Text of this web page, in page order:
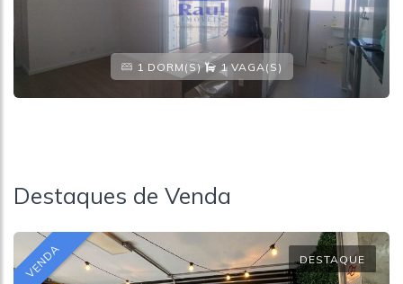
1 DORM(S) 1 VAGA(S)
Destaques de Venda
VENDA DESTAQUE